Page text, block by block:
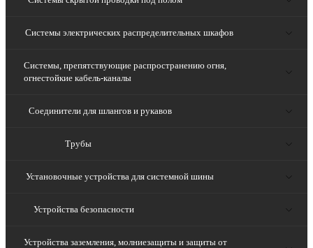
Системы электрических распределительных шкафов
Системы, препятствующие распространению огня,
огнестойкие кабель-каналы
Соединители для шлангов и рукавов
Трубы
Установочные устройства для системной шины
Устройства безопасности
Устройства заземления, молниезащиты и защиты от